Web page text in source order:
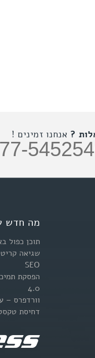
? אנחנו זמינים !
מה חדש
תוכן כפול
SEO
4.0
וורדפרס –
דחיסת